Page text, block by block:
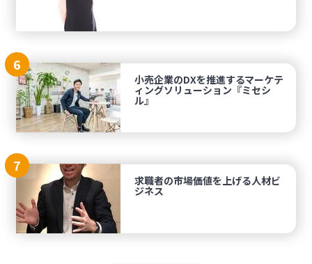
6
小売企業のDXを推進するマーケテ
ィングソリューション『ミセシ
ル』
7
求職者の市場価値を上げる人材ビ
ジネス